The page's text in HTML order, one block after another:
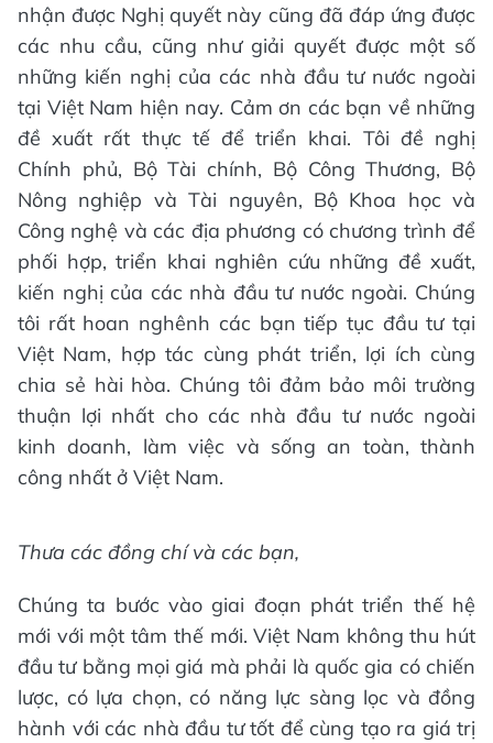
nhận được Nghị quyết này cũng đã đáp ứng được
các nhu cầu, cũng như giải quyết được một số
những kiến nghị của các nhà đầu tư nước ngoài
tại Việt Nam hiện nay. Cảm ơn các bạn về những
đề xuất rất thực tế để triển khai. Tôi đề nghị
Chính phủ, Bộ Tài chính, Bộ Công Thương, Bộ
Nông nghiệp và Tài nguyên, Bộ Khoa học và
Công nghệ và các địa phương có chương trình để
phối hợp, triển khai nghiên cứu những đề xuất,
kiến nghị của các nhà đầu tư nước ngoài. Chúng
tôi rất hoan nghênh các bạn tiếp tục đầu tư tại
Việt Nam, hợp tác cùng phát triển, lợi ích cùng
chia sẻ hài hòa. Chúng tôi đảm bảo môi trường
thuận lợi nhất cho các nhà đầu tư nước ngoài
kinh doanh, làm việc và sống an toàn, thành
công nhất ở Việt Nam.
Thưa các đồng chívà các bạn,
Chúng ta bước vào giai đoạn phát triển thế hệ
mới với một tâm thế mới. Việt Nam không thu hút
đầu tư bằng mọi giá mà phải là quốc gia có chiến
lược, có lựa chọn, có năng lực sàng lọc và đồng
hành với các nhà đầu tư tốt để cùng tạo ra giá trị